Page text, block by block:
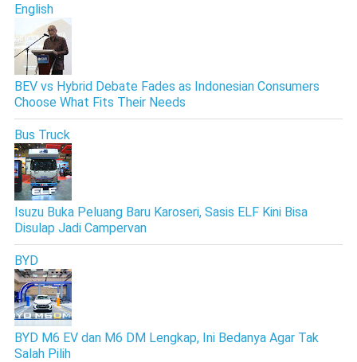
English
BEV vs Hybrid Debate Fades as Indonesian Consumers
Choose What Fits Their Needs
Bus Truck
Isuzu Buka Peluang Baru Karoseri, Sasis ELF Kini Bisa
Disulap Jadi Campervan
BYD
BYD M6 EV dan M6 DM Lengkap, Ini Bedanya Agar Tak
Salah Pilih